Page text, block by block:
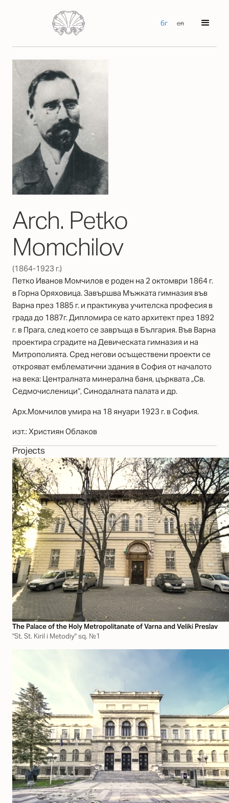
бг en
Arch. Petko
Momchilov
(1864-1923 г.)
Петко Иванов Момчилов е роден на 2 октомври 1864 г.
в Горна Оряховица. Завършва Мъжката гимназия във
Варна през 1885 г. и практикува учителска професия в
града до 1887г. Дипломира се като архитект през 1892
г. в Прага, след което се завръща в България. Във Варна
проектира сградите на Девическата гимназия и на
Митрополията. Сред негови осъществени проекти се
открояват емблематични здания в София от началото
на века: Централната минерална баня, църквата „Св.
Седмочисленици“, Синодалната палата и др.
Арх.Момчилов умира на 18 януари 1923 г. в София.
изт.: Християн Облаков
Projects
The Palace of the Holy Metropolitanate of Varna and Veliki Preslav
"St. St. Kiril i Metodiy" sq. №1